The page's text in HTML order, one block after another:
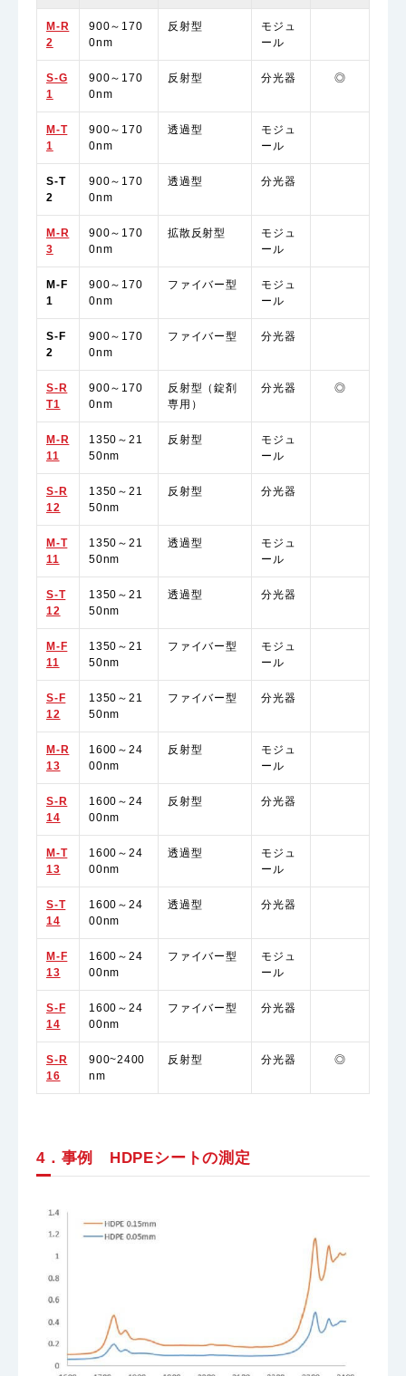
M-R
2
900～170
0nm
反射型
モジュ
ール
S-G
1
900～170
0nm
反射型 分光器 ◎
M-T
1
900～170
0nm
透過型
モジュ
ール
S-T
2
900～170
0nm
透過型 分光器
M-R
3
900～170
0nm
拡散反射型
モジュ
ール
M-F
1
900～170
0nm
ファイバー型
モジュ
ール
S-F
2
900～170
0nm
ファイバー型 分光器
S-R
T1
900～170
0nm
反射型（錠剤
専用）
分光器 ◎
M-R
11
1350～21
50nm
反射型
モジュ
ール
S-R
12
1350～21
50nm
反射型 分光器
M-T
11
1350～21
50nm
透過型
モジュ
ール
S-T
12
1350～21
50nm
透過型 分光器
M-F
11
1350～21
50nm
ファイバー型
モジュ
ール
S-F
12
1350～21
50nm
ファイバー型 分光器
M-R
13
1600～24
00nm
反射型
モジュ
ール
S-R
14
1600～24
00nm
反射型 分光器
M-T
13
1600～24
00nm
透過型
モジュ
ール
S-T
14
1600～24
00nm
透過型 分光器
M-F
13
1600～24
00nm
ファイバー型
モジュ
ール
S-F
14
1600～24
00nm
ファイバー型 分光器
S-R
16
900~2400
nm
反射型 分光器 ◎
4．事例 HDPEシートの測定